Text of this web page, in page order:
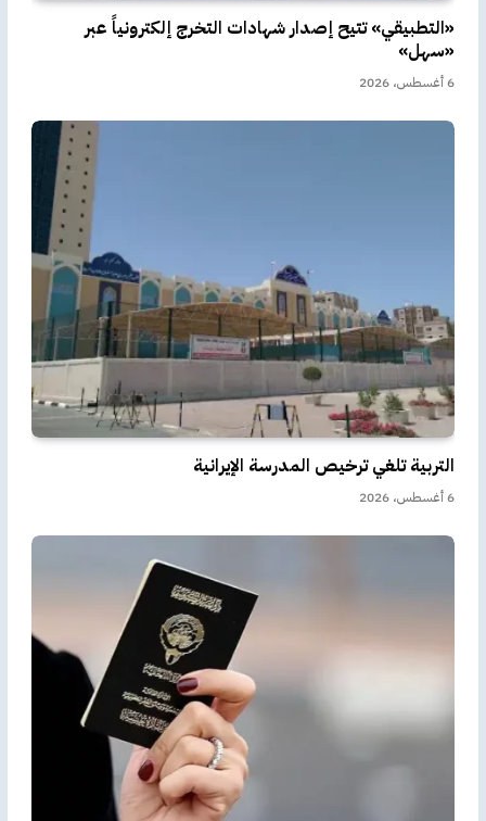
«التطبيقي» تتيح إصدار شهادات التخرج إلكترونياً عبر
«سهل»
6 أغسطس، 2026
التربية تلغي ترخيص المدرسة الإيرانية
6 أغسطس، 2026